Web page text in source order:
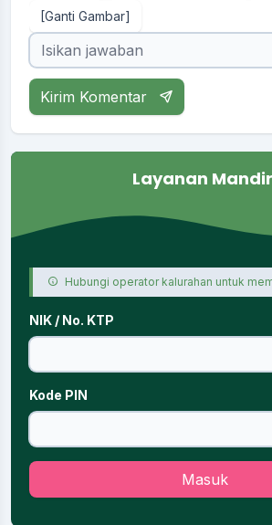
[Ganti Gambar]
Kirim Komentar
Layanan
Hubungi operator kalurahan untuk
NIK / No. KTP
Kode PIN
Masuk